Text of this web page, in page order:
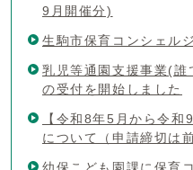
9月開催分)
生駒市保育コンシェル
乳児等通園支援事業(
の受付を開始しました
【令和8年5月から令
について（申請締切は